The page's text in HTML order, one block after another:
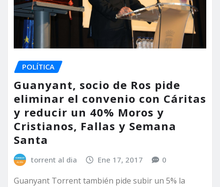
POLÍTICA
Guanyant, socio de Ros pide
eliminar el convenio con Cáritas
y reducir un 40% Moros y
Cristianos, Fallas y Semana
Santa
torrent al dia Ene 17, 2017 0
Guanyant Torrent también pide subir un 5% la